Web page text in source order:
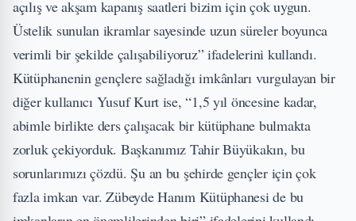
açılış ve akşam kapanış saatleri bizim için çok uygun.
Üstelik sunulan ikramlar sayesinde uzun süreler boyunca
verimli bir şekilde çalışabiliyoruz” ifadelerini kullandı.
Kütüphanenin gençlere sağladığı imkânları vurgulayan bir
diğer kullanıcı Yusuf Kurt ise, “1,5 yıl öncesine kadar,
abimle birlikte ders çalışacak bir kütüphane bulmakta
zorluk çekiyorduk. Başkanımız Tahir Büyükakın, bu
sorunlarımızı çözdü. Şu an bu şehirde gençler için çok
fazla imkan var. Zübeyde Hanım Kütüphanesi de bu